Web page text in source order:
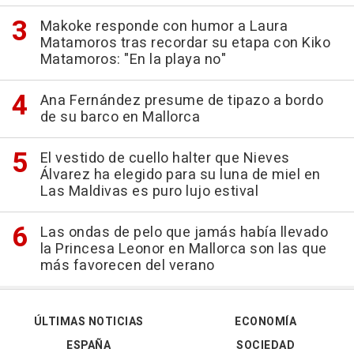
Makoke responde con humor a Laura
Matamoros tras recordar su etapa con Kiko
Matamoros: "En la playa no"
Ana Fernández presume de tipazo a bordo
de su barco en Mallorca
El vestido de cuello halter que Nieves
Álvarez ha elegido para su luna de miel en
Las Maldivas es puro lujo estival
Las ondas de pelo que jamás había llevado
la Princesa Leonor en Mallorca son las que
más favorecen del verano
ÚLTIMAS NOTICIAS
ESPAÑA
ECONOMÍA
SOCIEDAD